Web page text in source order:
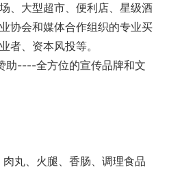
、大型超市、便利店、星级酒
协会和媒体合作组织的专业买
者、资本风投等。
----全方位的宣传品牌和文
丸、火腿、香肠、调理食品